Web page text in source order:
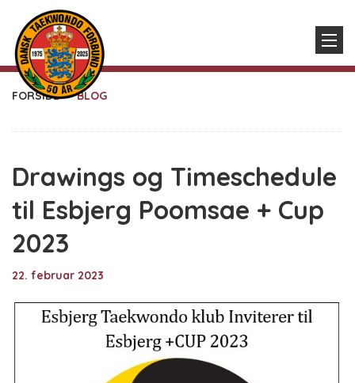
FORSIDE BLOG
Drawings og Timeschedule
til Esbjerg Poomsae + Cup
2023
22. februar 2023